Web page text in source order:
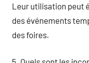
Leur utilisation peut
des événements
des foires.